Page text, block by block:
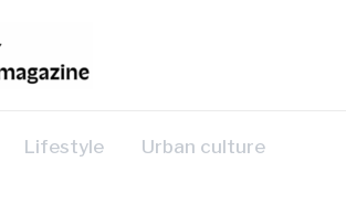
Lifestyle Urban culture